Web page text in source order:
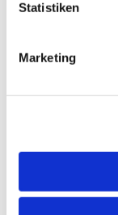
Statistiken
Marketing